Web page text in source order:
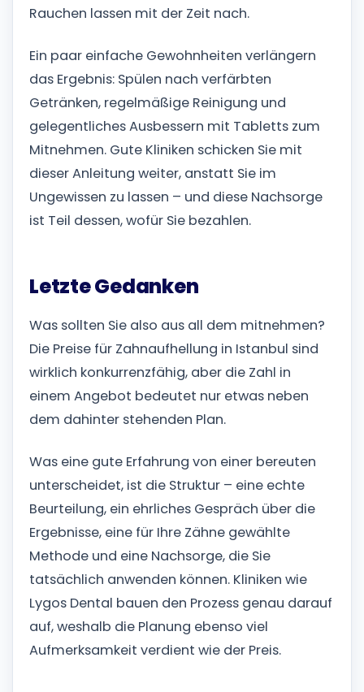
Rauchen lassen mit der Zeit nach.
Ein paar einfache Gewohnheiten verlängern
das Ergebnis: Spülen nach verfärbten
Getränken, regelmäßige Reinigung und
gelegentliches Ausbessern mit Tabletts zum
Mitnehmen. Gute Kliniken schicken Sie mit
dieser Anleitung weiter, anstatt Sie im
Ungewissen zu lassen – und diese Nachsorge
ist Teil dessen, wofür Sie bezahlen.
Letzte Gedanken
Was sollten Sie also aus all dem mitnehmen?
Die Preise für Zahnaufhellung in Istanbul sind
wirklich konkurrenzfähig, aber die Zahl in
einem Angebot bedeutet nur etwas neben
dem dahinter stehenden Plan.
Was eine gute Erfahrung von einer bereuten
unterscheidet, ist die Struktur – eine echte
Beurteilung, ein ehrliches Gespräch über die
Ergebnisse, eine für Ihre Zähne gewählte
Methode und eine Nachsorge, die Sie
tatsächlich anwenden können. Kliniken wie
Lygos Dental bauen den Prozess genau darauf
auf, weshalb die Planung ebenso viel
Aufmerksamkeit verdient wie der Preis.